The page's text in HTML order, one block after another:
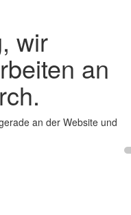
wir
an
an der Website und